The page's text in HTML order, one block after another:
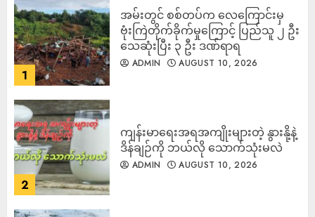
1
‎အမ်းတွင် စစ်တပ်က လေကြောင်းမှ
ဗုံးကြဲတိုက်ခိုက်မှုကြောင့် ပြည်သူ ၂ ဦး
သေဆုံးပြီး ၃ ဦး ဒဏ်ရာရ
ADMIN AUGUST 10, 2026
2
ကျန်းမာရေးအရအကျိုးများတဲ့ နွားနို့နဲ့
ဒိန်ချဉ်ကို ဘယ်လို သောက်သုံးမလဲ
ADMIN AUGUST 10, 2026